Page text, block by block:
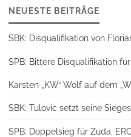
NEUESTE BEITRÄGE
SBK: Disqualifikation von
SPB: Bittere Disqualifikation
Karsten „KW“ Wolf auf dem
SBK: Tulovic setzt seine
SPB: Doppelsieg für Zuda,